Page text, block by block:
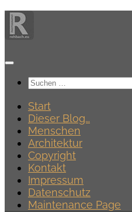
Zum
Inhalt
springen
Suchen
Start
Dieser Blog…
Menschen
Architektur
Copyright
Kontakt
Impressum
Datenschutz
Maintenance Page